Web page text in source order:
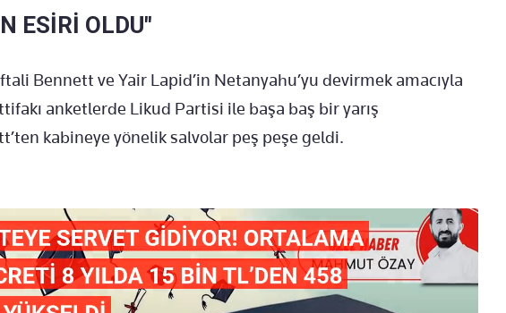
ESİRİ OLDU"
Bennett ve Yair Lapid’in Netanyahu’yu devirmek amacıyla
anketlerde Likud Partisi ile başa baş bir yarış
kabineye yönelik salvolar peş peşe geldi.